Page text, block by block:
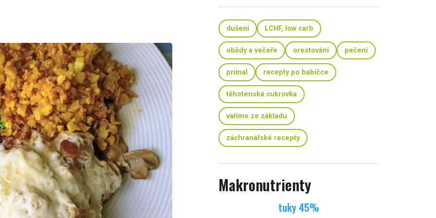
dušení LCHF, low carb
obědy a večeře orestování pečení
primal recepty po babičce
těhotenská cukrovka
vaříme ze základu
záchranářské recepty
Makronutrienty
tuky 45%